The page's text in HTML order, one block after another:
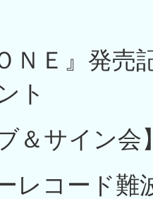
ＮＥ』発
ト
＆サイン会
レコード難